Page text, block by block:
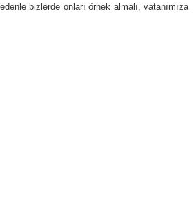
bizlerde onları örnek almalı, vatanımıza